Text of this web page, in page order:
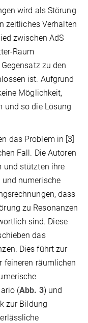
wird als Störung
zeitliches Verhalten
zwischen AdS
Raum
zu den
ist. Aufgrund
Möglichkeit,
und so die Lösung
das Problem in [3]
Fall. Die Autoren
und stützten ihre
numerische
dass
zu Resonanzen
sind. Diese
das
Dies führt zur
feineren räumlichen
(Abb. 3) und
zur Bildung